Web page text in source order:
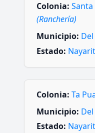
Colonia:
(Ranchería)
Municipio:
Estado: Nayarit
Colonia: Ta
Municipio:
Estado: Nayarit